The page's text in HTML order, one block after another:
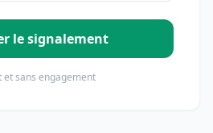
le signalement
et sans engagement